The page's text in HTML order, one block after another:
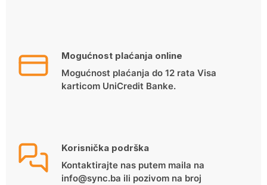
Mogućnost plaćanja online
Mogućnost plaćanja do 12 rata Visa
karticom UniCredit Banke.
Korisnička podrška
Kontaktirajte nas putem maila na
info@sync.ba ili pozivom na broj